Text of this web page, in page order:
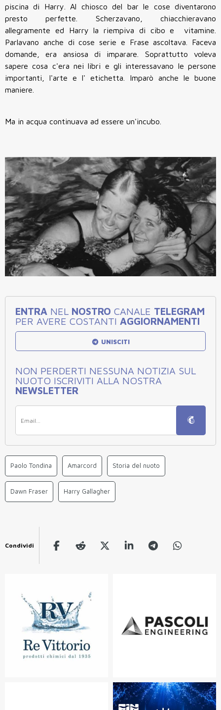
piscina di Harry. Al chiosco del bar le cose diventarono
presto perfette. Scherzavano, chiacchieravano
allegramente ed Harry la riempiva di cibo e vitamine.
Parlavano anche di cose serie e Frase ascoltava. Faceva
domande, era ansiosa di imparare. Soprattutto voleva
sapere cosa c'era nei libri e gli interessavano le persone
importanti, l'arte e l' etichetta. Imparò anche le buone
maniere.
Ma in acqua continuava ad essere un'incubo.
ENTRA NEL NOSTRO CANALE TELEGRAM
PER AVERE COSTANTI AGGIORNAMENTI
UNISCITI
NON PERDERTI NESSUNA NOTIZIA SUL
NUOTO ISCRIVITI ALLA NOSTRA
NEWSLETTER
Paolo Tondina Amarcord Storia del nuoto
Dawn Fraser Harry Gallagher
Condividi